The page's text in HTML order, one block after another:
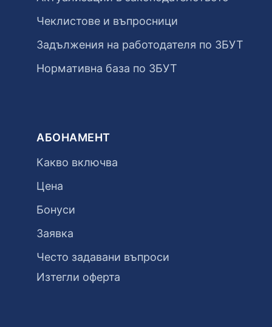
Чеклистове и въпросници
Задължения на работодателя по ЗБУТ
Нормативна база по ЗБУТ
АБОНАМЕНТ
Какво включва
Цена
Бонуси
Заявка
Често задавани въпроси
Изтегли оферта